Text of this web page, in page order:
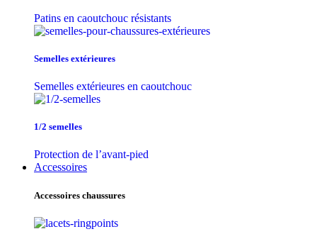
Patins en caoutchouc résistants
Semelles extérieures
Semelles extérieures en caoutchouc
1/2 semelles
Protection de l’avant-pied
Accessoires
Accessoires chaussures